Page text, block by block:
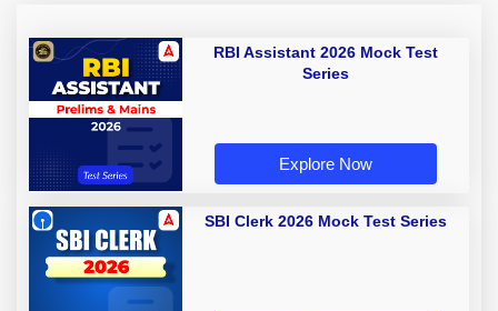
RBI Assistant 2026 Mock Test
Series
Explore Now
SBI Clerk 2026 Mock Test Series